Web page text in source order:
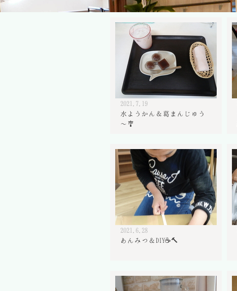
2021.7.19
水ようかん＆葛まんじゅう
～🎐
2021.6.28
あんみつ＆DIY☕🔨